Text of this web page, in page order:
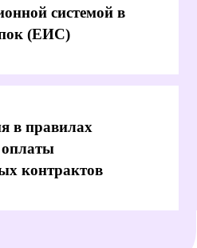
который
отделах
формате,
образования:
11